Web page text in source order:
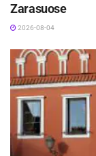
Zarasuose
2026-08-04